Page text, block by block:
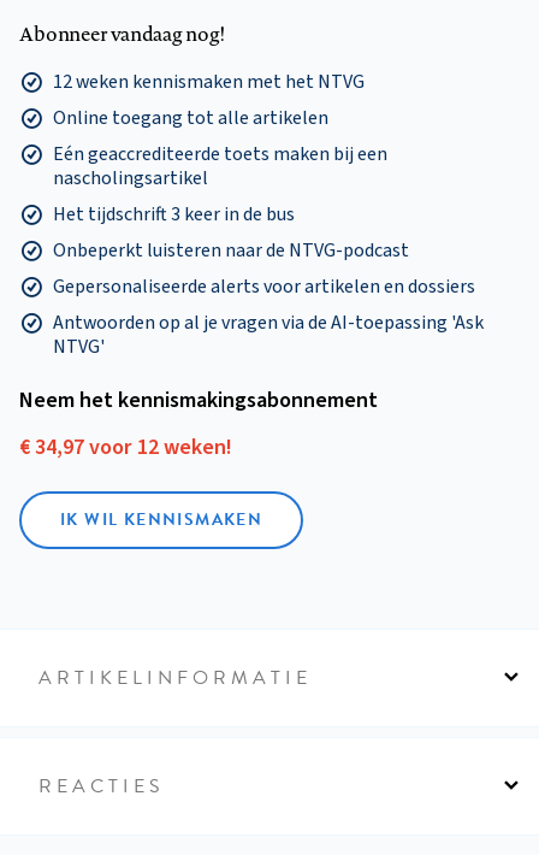
Abonneer vandaag nog!
12 weken kennismaken met het NTVG
Online toegang tot alle artikelen
Eén geaccrediteerde toets maken bij een
nascholingsartikel
Het tijdschrift 3 keer in de bus
Onbeperkt luisteren naar de NTVG-podcast
Gepersonaliseerde alerts voor artikelen en dossiers
Antwoorden op al je vragen via de AI-toepassing 'Ask
NTVG'
Neem het kennismakings­abonnement
€ 34,97 voor 12 weken!
IK WIL KENNISMAKEN
ARTIKELINFORMATIE
REACTIES